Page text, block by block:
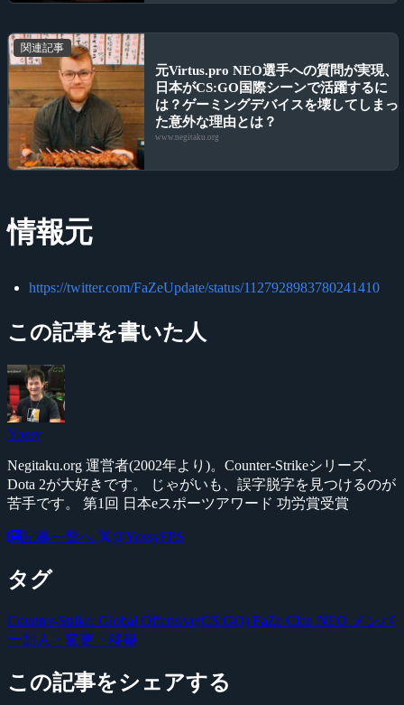
関連記事
元Virtus.pro NEO選手への質問が実現、
日本がCS:GO国際シーンで活躍するに
は？ゲーミングデバイスを壊してしまっ
た意外な理由とは？
www.negitaku.org
情報元
https://twitter.com/FaZeUpdate/status/1127928983780241410
この記事を書いた人
Yossy
Negitaku.org 運営者(2002年より)。Counter-Strikeシリーズ、
Dota 2が大好きです。 じゃがいも、誤字脱字を見つけるのが
苦手です。 第1回 日本eスポーツアワード 功労賞受賞
記事一覧へ @YossyFPS
タグ
Counter-Strike: Global Offensive(CS:GO) FaZe Clan NEO メンバ
ー加入・変更・移籍
この記事をシェアする